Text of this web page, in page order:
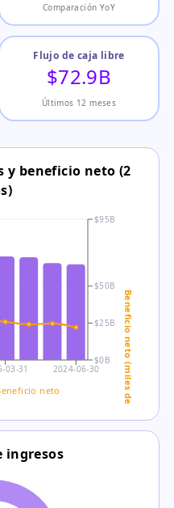
Comparación YoY
Flujo de caja libre
$72.9B
Últimos 12 meses
y beneficio neto (2
03-31 2024-06-30
$0B
$25B
$50B
$95B
Beneficio neto (miles de millones USD)
neto
ingresos